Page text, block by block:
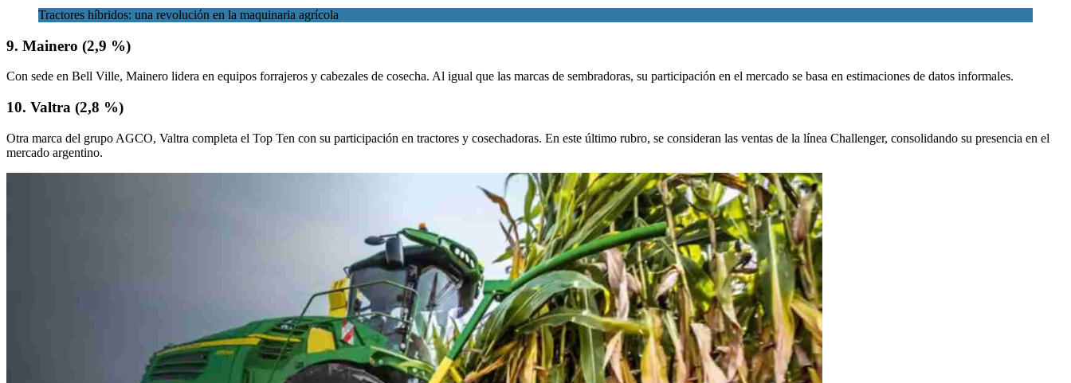
Tractores híbridos: una revolución en la maquinaria agrícola
9. Mainero (2,9 %)
Con sede en Bell Ville, Mainero lidera en equipos forrajeros y cabezales de cosecha. Al igual que las marcas de sembradoras, su participación en el mercado se basa en estimaciones de datos informales.
10. Valtra (2,8 %)
Otra marca del grupo AGCO, Valtra completa el Top Ten con su participación en tractores y cosechadoras. En este último rubro, se consideran las ventas de la línea Challenger, consolidando su presencia en el
mercado argentino.